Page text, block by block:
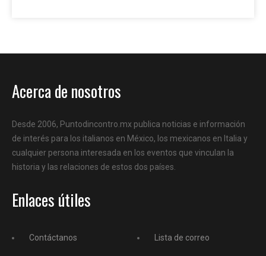
Acerca de nosotros
Desde 2006, Puntodincontro.mx publica noticias e información
de interés para los italianos en México, los mexicanos en Italia y
cualquier persona interesada en los eventos que vinculan la
historia y las relaciones de estos dos países.
Enlaces útiles
Contáctanos Lista de correo